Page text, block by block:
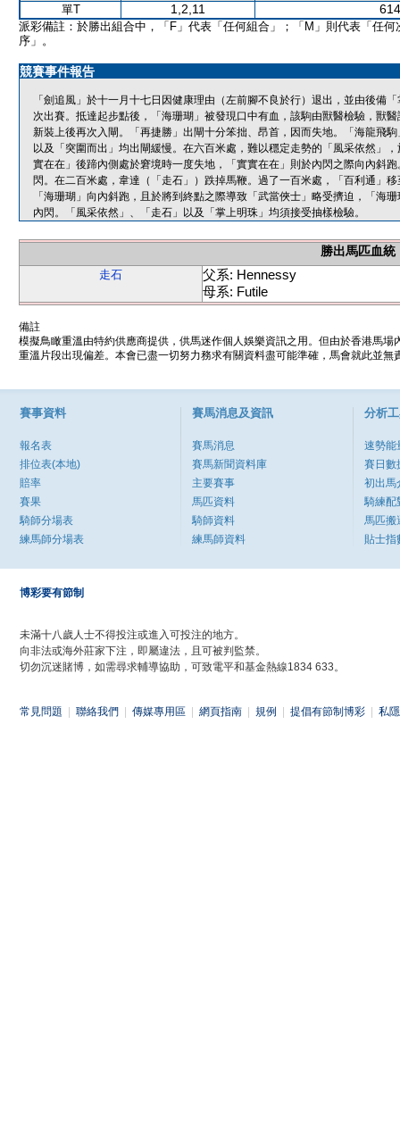
單T 1,2,11
派彩備註：於勝出組合中，「F」代表「任何組合」；「M」則代表「任何
序」。
競賽事件報告
「劍追風」於十一月十七日因健康理由（左前腳不良於行）退出，並由後備
次出賽。抵達起步點後，「海珊瑚」被發現口中有血，該駒由獸醫檢驗，獸
新裝上後再次入閘。「再捷勝」出閘十分笨拙、昂首，因而失地。「海龍飛
以及「突圍而出」均出閘緩慢。在六百米處，難以穩定走勢的「風采依然」
實在在」後蹄內側處於窘境時一度失地，「實實在在」則於內閃之際向內斜
閃。在二百米處，韋達（「走石」）跌掉馬鞭。過了一百米處，「百利通」
「海珊瑚」向內斜跑，且於將到終點之際導致「武當俠士」略受擠迫，「海
內閃。「風采依然」、「走石」以及「掌上明珠」均須接受抽樣檢驗。
勝出馬匹血統
走石
父系: Hennessy
母系: Futile
備註
模擬鳥瞰重溫由特約供應商提供，供馬迷作個人娛樂資訊之用。但由於香港馬
重溫片段出現偏差。本會已盡一切努力務求有關資料盡可能準確，馬會就此並
賽事資料
報名表
排位表(本地)
賠率
賽果
騎師分場表
練馬師分場表
賽馬消息及資訊
賽馬消息
賽馬新聞資料庫
主要賽事
馬匹資料
騎師資料
練馬師資料
分析
速勢能
賽日數
初出馬
騎練配
馬匹搬
貼士指
博彩要有節制
未滿十八歲人士不得投注或進入可投注的地方。
向非法或海外莊家下注，即屬違法，且可被判監禁。
切勿沉迷賭博，如需尋求輔導協助，可致電平和基金熱線1834 633。
常見問題 聯絡我們 傳媒專用區 網頁指南 規例 提倡有節制博彩 私